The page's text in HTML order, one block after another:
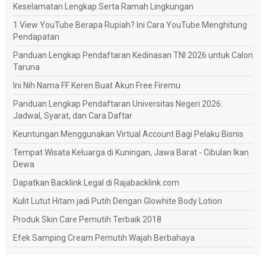
Keselamatan Lengkap Serta Ramah Lingkungan
1 View YouTube Berapa Rupiah? Ini Cara YouTube Menghitung
Pendapatan
Panduan Lengkap Pendaftaran Kedinasan TNI 2026 untuk Calon
Taruna
Ini Nih Nama FF Keren Buat Akun Free Firemu
Panduan Lengkap Pendaftaran Universitas Negeri 2026:
Jadwal, Syarat, dan Cara Daftar
Keuntungan Menggunakan Virtual Account Bagi Pelaku Bisnis
Tempat Wisata Keluarga di Kuningan, Jawa Barat - Cibulan Ikan
Dewa
Dapatkan Backlink Legal di Rajabacklink.com
Kulit Lutut Hitam jadi Putih Dengan Glowhite Body Lotion
Produk Skin Care Pemutih Terbaik 2018
Efek Samping Cream Pemutih Wajah Berbahaya